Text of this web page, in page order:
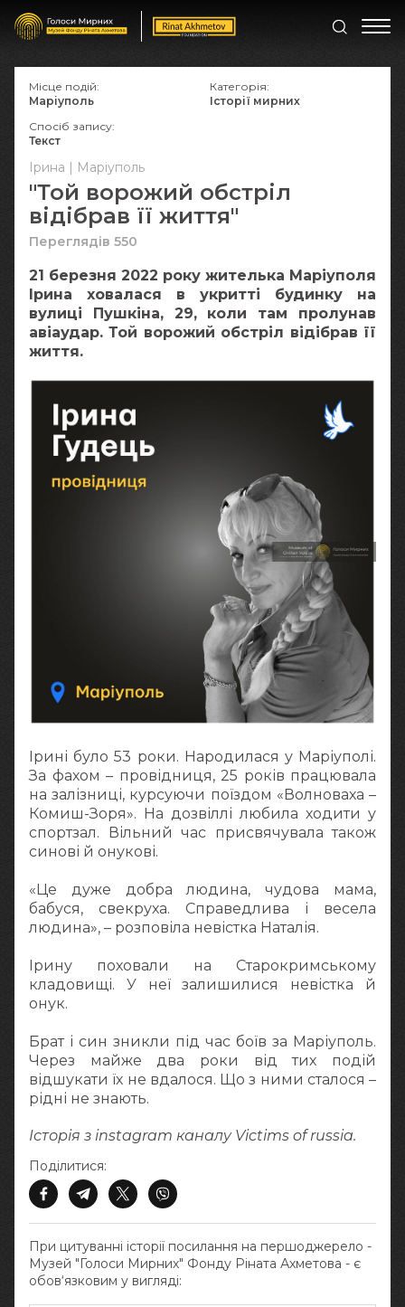
Ірина | Маріуполь
"Той ворожий обстріл
відібрав її життя"
Переглядів 550
21 березня 2022 року жителька Маріуполя
Ірина ховалася в укритті будинку на
вулиці Пушкіна, 29, коли там пролунав
авіаудар. Той ворожий обстріл відібрав її
життя.
Ірині було 53 роки. Народилася у Маріуполі.
За фахом – провідниця, 25 років працювала
на залізниці, курсуючи поїздом «Волноваха –
Комиш-Зоря». На дозвіллі любила ходити у
спортзал. Вільний час присвячувала також
синові й онукові.
«Це дуже добра людина, чудова мама,
бабуся, свекруха. Справедлива і весела
людина», – розповіла невістка Наталія.
Ірину поховали на Старокримському
кладовищі. У неї залишилися невістка й
онук.
Брат і син зникли під час боїв за Маріуполь.
Через майже два роки від тих подій
відшукати їх не вдалося. Що з ними сталося –
рідні не знають.
Історія з instagram каналу Victims of russia.
При цитуванні історії посилання на першоджерело -
Музей "Голоси Мирних" Фонду Ріната Ахметова - є
обов‘язковим у вигляді:
Поділитися:
Місце подій:
Маріуполь
Категорія:
Історії мирних
Спосіб запису:
Текст